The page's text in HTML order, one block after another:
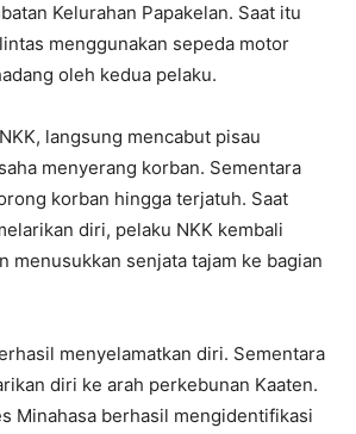
Kelurahan Papakelan. Saat itu
menggunakan sepeda motor
oleh kedua pelaku.
langsung mencabut pisau
menyerang korban. Sementara
korban hingga terjatuh. Saat
diri, pelaku NKK kembali
menusukkan senjata tajam ke bagian
menyelamatkan diri. Sementara
diri ke arah perkebunan Kaaten.
Minahasa berhasil mengidentifikasi